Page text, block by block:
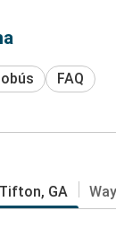
FAQ
Tifton, GA